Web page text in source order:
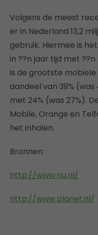
Volgens de meest
er in Nederland 13,2
gebruik. Hiermee is
in ??n jaar tijd met
is de grootste
aandeel van 39%
met 24% (was 27%).
Mobile, Orange en
het inhalen.
Bronnen:
http://www.nu.nl/
http://www.planet.nl/